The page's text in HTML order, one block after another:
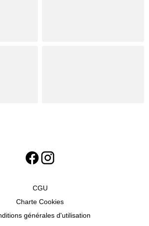
CGU
Charte Cookies
générales d'utilisation